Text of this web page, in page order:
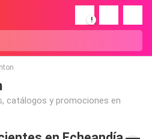
!
catálogos y promociones en